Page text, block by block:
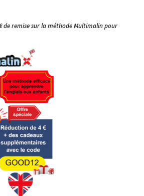
de remise sur la méthode Multimalin pour